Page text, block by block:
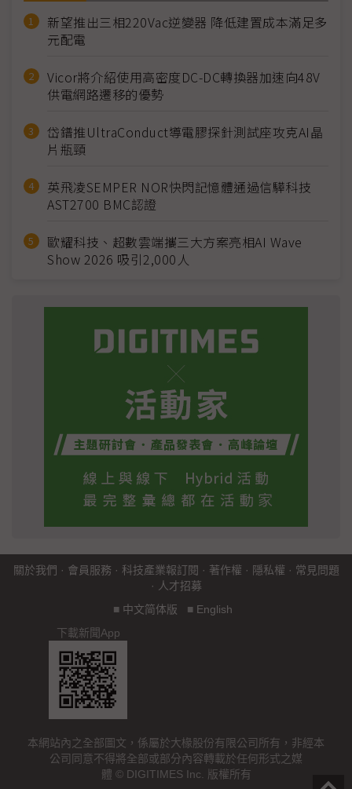
新望推出三相220Vac逆變器 降低建置成本滿足多
元配電
Vicor將介紹使用高密度DC-DC轉換器加速向48V
供電網路遷移的優勢
岱鐠推UltraConduct導電膠探針測試座攻克AI晶
片瓶頸
英飛凌SEMPER NOR快閃記憶體通過信驊科技
AST2700 BMC認證
歐耀科技、超數雲端攜三大方案亮相AI Wave
Show 2026 吸引2,000人
關於我們 · 會員服務 · 科技產業報訂閱 · 著作權 · 隱私權 · 常見問題
· 人才招募
■ 中文简体版 ■ English
下載新聞App
本網站內之全部圖文，係屬於大椽股份有限公司所有，非經本
公司同意不得將全部或部分內容轉載於任何形式之媒
體 © DIGITIMES Inc. 版權所有